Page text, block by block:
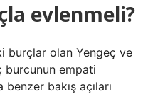
evlenmeli?
burçlar olan Yengeç ve
burcunun empati
bakış açıları